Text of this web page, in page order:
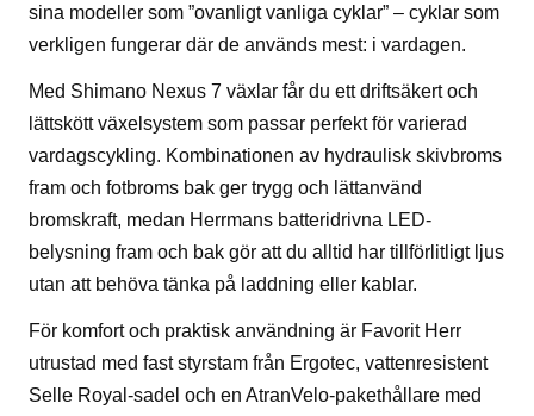
sina modeller som ”ovanligt vanliga cyklar” – cyklar som
verkligen fungerar där de används mest: i vardagen.
Med Shimano Nexus 7 växlar får du ett driftsäkert och
lättskött växelsystem som passar perfekt för varierad
vardagscykling. Kombinationen av hydraulisk skivbroms
fram och fotbroms bak ger trygg och lättanvänd
bromskraft, medan Herrmans batteridrivna LED-
belysning fram och bak gör att du alltid har tillförlitligt ljus
utan att behöva tänka på laddning eller kablar.
För komfort och praktisk användning är Favorit Herr
utrustad med fast styrstam från Ergotec, vattenresistent
Selle Royal-sadel och en AtranVelo-pakethållare med